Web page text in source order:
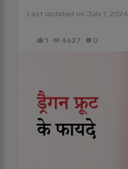
Last updated on July 1, 2024
1 4627 0